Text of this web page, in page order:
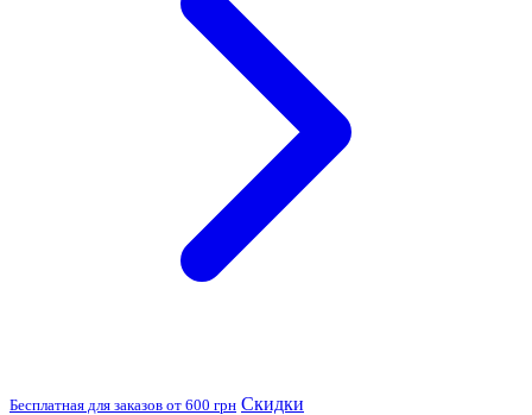
Бесплатная для заказов от 600 грн Скидки